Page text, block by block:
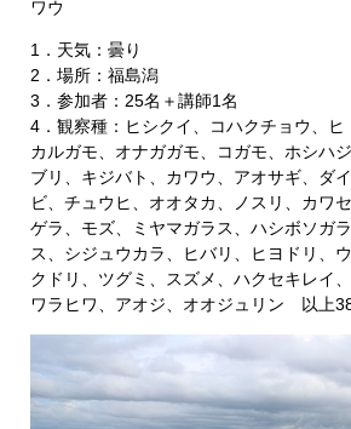
ワウ
1．天気：曇り
2．場所：福島潟
3．参加者：25名＋講師1名
4．観察種：ヒシクイ、コハクチョウ、ヒ
カルガモ、オナガガモ、コガモ、ホシハ
ブリ、キジバト、カワウ、アオサギ、ダ
ビ、チュウヒ、オオタカ、ノスリ、カワ
ゲラ、モズ、ミヤマガラス、ハシボソガ
ス、シジュウカラ、ヒバリ、ヒヨドリ、
クドリ、ツグミ、スズメ、ハクセキレイ
ワラヒワ、アオジ、オオジュリン 以上